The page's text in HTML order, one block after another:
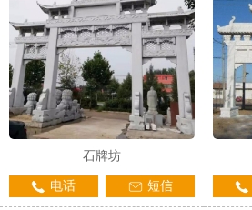
石牌坊
电话 短信